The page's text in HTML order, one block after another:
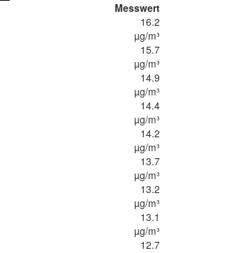
Messwert
16.2
µg/m³
15.7
µg/m³
14.9
µg/m³
14.4
µg/m³
14.2
µg/m³
13.7
µg/m³
13.2
µg/m³
13.1
µg/m³
12.7